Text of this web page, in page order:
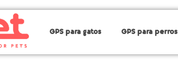
GPS para gatos GPS para perros